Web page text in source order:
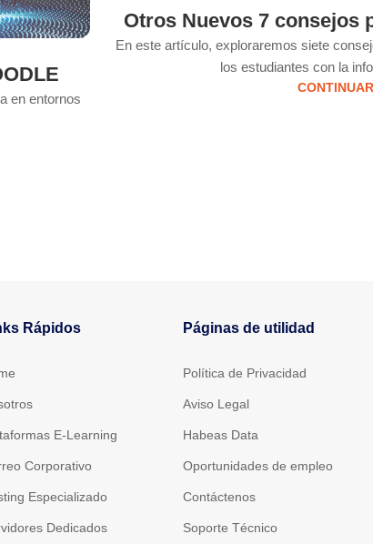
en entornos
Otros Nuevos 7 consejos
En este artículo, exploraremos siete
los estudiantes con la
Rápidos
E-Learning
Corporativo
Especializado
Dedicados
Páginas de utilidad
Política de Privacidad
Aviso Legal
Habeas Data
Oportunidades de empleo
Contáctenos
Soporte Técnico